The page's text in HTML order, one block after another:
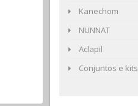
Kanechom
NUNNAT
Aclapil
Conjuntos e kits